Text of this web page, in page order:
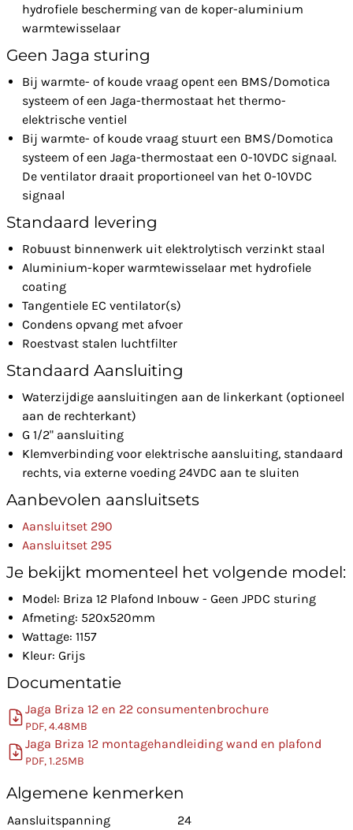
hydrofiele bescherming van de koper-aluminium
warmtewisselaar
Geen Jaga sturing
Bij warmte- of koude vraag opent een BMS/Domotica
systeem of een Jaga-thermostaat het thermo-
elektrische ventiel
Bij warmte- of koude vraag stuurt een BMS/Domotica
systeem of een Jaga-thermostaat een 0-10VDC signaal.
De ventilator draait proportioneel van het 0-10VDC
signaal
Standaard levering
Robuust binnenwerk uit elektrolytisch verzinkt staal
Aluminium-koper warmtewisselaar met hydrofiele
coating
Tangentiele EC ventilator(s)
Condens opvang met afvoer
Roestvast stalen luchtfilter
Standaard Aansluiting
Waterzijdige aansluitingen aan de linkerkant (optioneel
aan de rechterkant)
G 1/2" aansluiting
Klemverbinding voor elektrische aansluiting, standaard
rechts, via externe voeding 24VDC aan te sluiten
Aanbevolen aansluitsets
Aansluitset 290
Aansluitset 295
Je bekijkt momenteel het volgende model:
Model: Briza 12 Plafond Inbouw - Geen JPDC sturing
Afmeting: 520x520mm
Wattage: 1157
Kleur: Grijs
Documentatie
Jaga Briza 12 en 22 consumentenbrochure
PDF, 4.48MB
Jaga Briza 12 montagehandleiding wand en plafond
PDF, 1.25MB
Algemene kenmerken
Aansluitspanning 24